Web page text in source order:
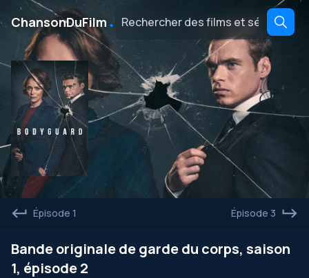
ChansonDuFilm ․
Épisode 1 Épisode 3
Bande originale de garde du corps, saison
1, épisode 2